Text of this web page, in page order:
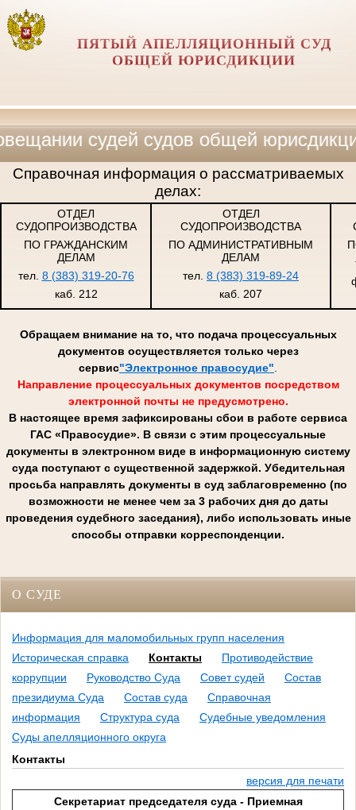
ПЯТЫЙ АПЕЛЛЯЦИОННЫЙ СУД
ОБЩЕЙ ЮРИСДИКЦИИ
судей судов общей юрисдикции,
Справочная информация о рассматриваемых
делах:
ОТДЕЛ
СУДОПРОИЗВОДСТВА
ПО ГРАЖДАНСКИМ
ДЕЛАМ
тел. 8 (383) 319-20-76
каб. 212
ОТДЕЛ
СУДОПРОИЗВОДСТВА
ПО АДМИНИСТРАТИВНЫМ
ДЕЛАМ
тел. 8 (383) 319-89-24
каб. 207
Обращаем внимание на то, что подача процессуальных
документов осуществляется только через
сервис"Электронное правосудие"
Направление процессуальных документов посредством
электронной почты не предусмотрено.
В настоящее время зафиксированы сбои в работе сервиса
ГАС «Правосудие». В связи с этим процессуальные
документы в электронном виде в информационную систему
суда поступают с существенной задержкой. Убедительная
просьба направлять документы в суд заблаговременно (по
возможности не менее чем за 3 рабочих дня до даты
проведения судебного заседания), либо использовать иные
способы отправки корреспонденции.
О СУДЕ
Информация для маломобильных групп населения
Историческая справка
Контакты
Противодействие
коррупции
Руководство Суда Совет судей
Состав
президиума Суда
Состав суда
Справочная
информация
Структура суда
Судебные уведомления
Суды апелляционного округа
Контакты
версия для печати
Секретариат председателя суда - Приемная